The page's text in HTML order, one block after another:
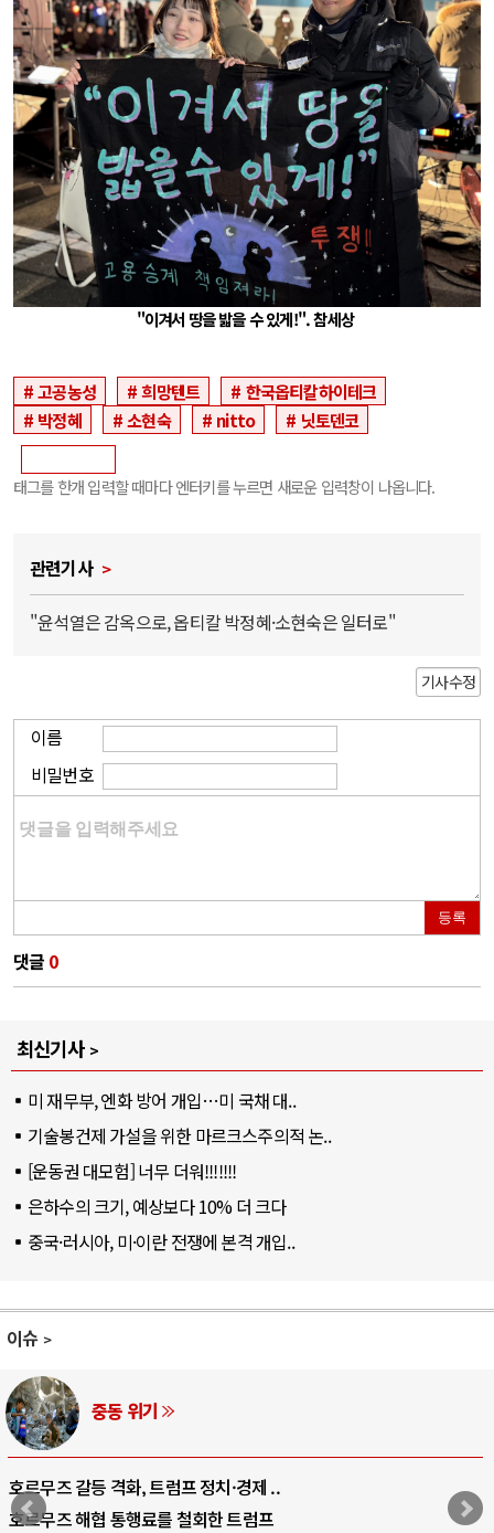
"이겨서 땅을 밟을 수 있게!". 참세상
고공농성 희망텐트
한국옵티칼하이테크
박정혜
소현숙 nitto 닛토덴코
태그를 한개 입력할 때마다 엔터키를 누르면 새로운 입력창이 나옵니다.
관련기사
"윤석열은 감옥으로, 옵티칼 박정혜·소현숙은 일터로"
기사수정
이름
비밀번호
등록
댓글 0
최신기사
미 재무부, 엔화 방어 개입…미 국채 대..
기술봉건제 가설을 위한 마르크스주의적 논..
[운동권 대모험] 너무 더워!!!!!!!
은하수의 크기, 예상보다 10% 더 크다
중국·러시아, 미·이란 전쟁에 본격 개입..
이슈
AI와 인간
중국 AI, 저가 공세로 글로벌 토큰 시..
AI 국부펀드 구상 놓고 미국 진보진영 ..